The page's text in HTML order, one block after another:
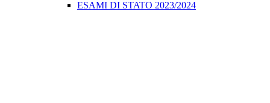
ESAMI DI STATO 2023/2024